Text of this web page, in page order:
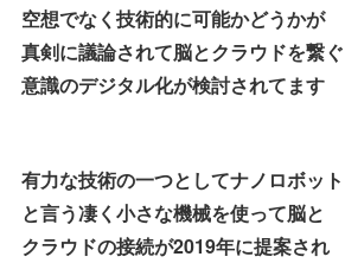
空想でなく技術的に可能かどうかが
真剣に議論されて脳とクラウドを繋ぐ
意識のデジタル化が検討されてます
有力な技術の一つとしてナノロボット
と言う凄く小さな機械を使って脳と
クラウドの接続が2019年に提案され